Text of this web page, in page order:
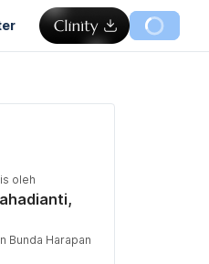
oleh
Bunda Harapan